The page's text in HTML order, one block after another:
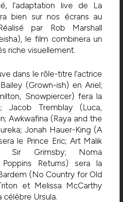
l’adaptation live de La
bien sur nos écrans au
par Rob Marshall
le film combinera un
riche visuellement.
dans le rôle-titre l’actrice
(Grown-ish) en Ariel;
Snowpiercer) fera la
Jacob Tremblay (Luca,
Awkwafina (Raya and the
Jonah Hauer-King (A
le Prince Eric; Art Malik
Sir Grimsby; Noma
Returns) sera la
(No Country for Old
et Melissa McCarthy
célèbre Ursula.